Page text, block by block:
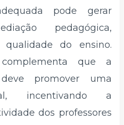
pode gerar
pedagógica,
do ensino.
complementa que a
promover uma
incentivando a
dos professores